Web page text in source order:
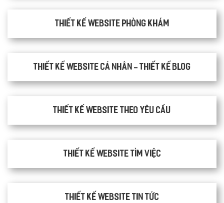
thiết kế website phòng khám
Thiết kế website cá nhân - Thiết kế blog
Thiết kế website theo yêu cầu
thiết kế website tìm việc
Thiết kế website tin tức